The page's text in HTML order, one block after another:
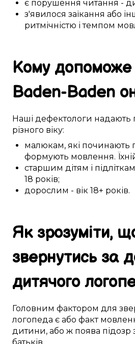
є порушення читання -
з'явилося заїкання або
ритмічністю ітемпом
Кому допоможе
Baden-Baden
Наші дефектологи надають
різного віку:
малюкам, які починають
формують мовлення.
старшим дітям і підліткам
18 років;
дорослим - вік 18+ років.
Як зрозуміти,
звернутись за
дитячого
Головним фактором для
логопеда є або факт
дитини, або ж поява підозр
батьків.